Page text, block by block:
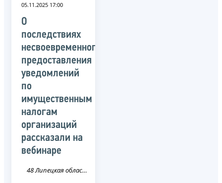
05.11.2025 17:00
О
последствиях
несвоевременного
предоставления
уведомлений
по
имущественным
налогам
организаций
рассказали на
вебинаре
48 Липецкая область